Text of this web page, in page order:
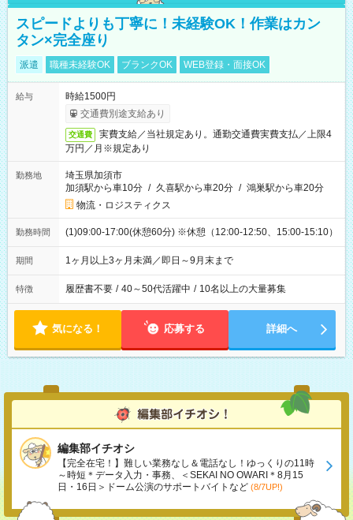
スピードよりも丁寧に！未経験OK！作業はカン
タン×完全座り
派遣 職種未経験OK ブランクOK WEB登録・面接OK
給与
時給1500円
交通費別途支給あり
交通費
実費支給／当社規定あり。通勤交通費実費支払／上限4
万円／月※規定あり
勤務地
埼玉県加須市
加須駅から車10分 / 久喜駅から車20分 / 鴻巣駅から車20分
物流・ロジスティクス
勤務時間 (1)09:00-17:00(休憩60分) ※休憩（12:00-12:50、15:00-15:10）
期間 1ヶ月以上3ヶ月未満／即日～9月末まで
特徴 履歴書不要 / 40～50代活躍中 / 10名以上の大量募集
気になる！ 応募する 詳細へ
編集部イチオシ
【完全在宅！】難しい業務なし＆電話なし！ゆっくりの11時
～時短＊データ入力・事務、＜SEKAI NO OWARI＊8月15
日・16日＞ドーム公演のサポートバイトなど (8/7UP!)